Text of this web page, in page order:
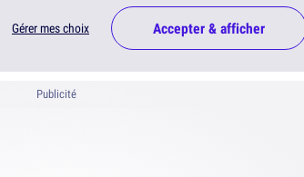
Gérer mes choix Accepter & afficher
Publicité